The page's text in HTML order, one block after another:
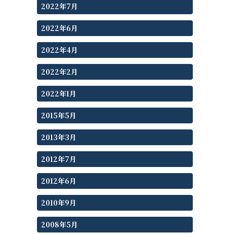
2022年7月
2022年6月
2022年4月
2022年2月
2022年1月
2015年5月
2013年3月
2012年7月
2012年6月
2010年9月
2008年5月